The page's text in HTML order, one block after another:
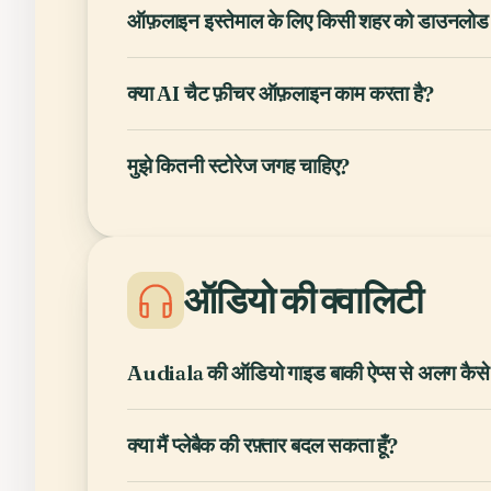
ऑफ़लाइन इस्तेमाल के लिए किसी शहर को
क्या AI चैट फ़ीचर ऑफ़लाइन काम करता है?
मुझे कितनी स्टोरेज जगह चाहिए?
ऑडियो की क्वालिटी
Audiala की ऑडियो गाइड बाकी ऐप्स से अलग
क्या मैं प्लेबैक की रफ़्तार बदल सकता हूँ?